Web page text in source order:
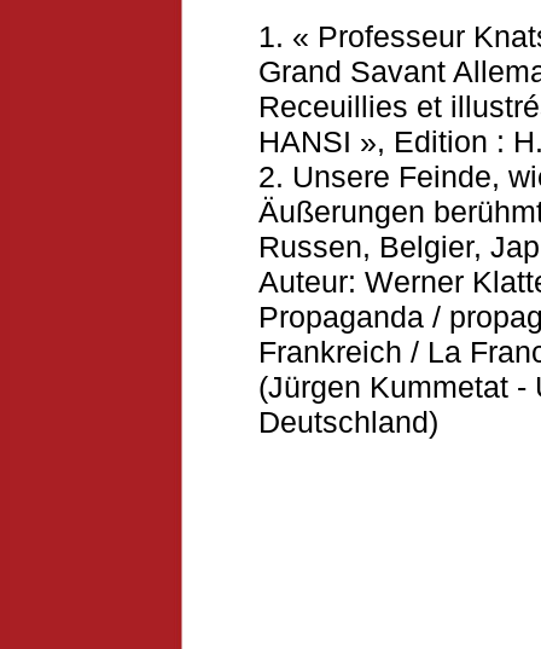
1. « Professeur
Grand Savant
Receuillies et
HANSI », Edition :
2. Unsere Feinde,
Äußerungen
Russen, Belgier,
Auteur: Werner
Propaganda /
Frankreich / La
(Jürgen Kummetat -
Deutschland)